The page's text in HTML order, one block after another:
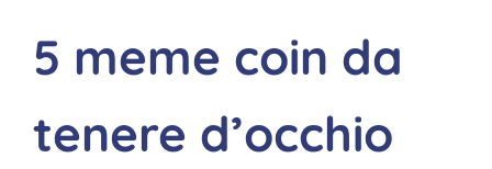
5 meme coin da
tenere d’occhio